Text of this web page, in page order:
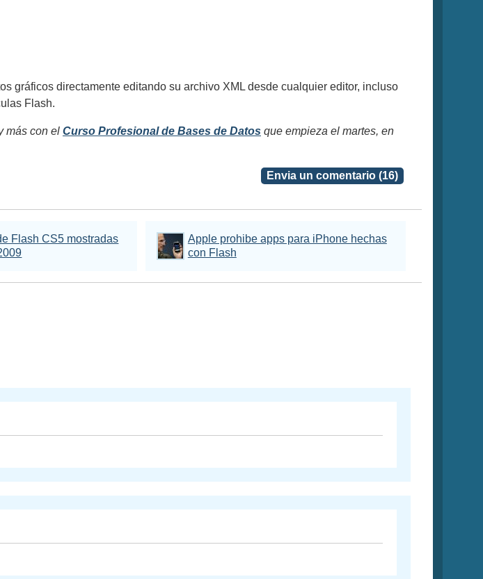
gráficos directamente editando su archivo XML desde cualquier editor, incluso
Flash.
más con el Curso Profesional de Bases de Datos que empieza el martes, en
Envia un comentario (16)
Flash CS5 mostradas
Apple prohibe apps para iPhone hechas
con Flash